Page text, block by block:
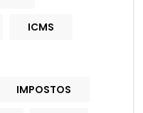
ICMS
IMPOSTOS